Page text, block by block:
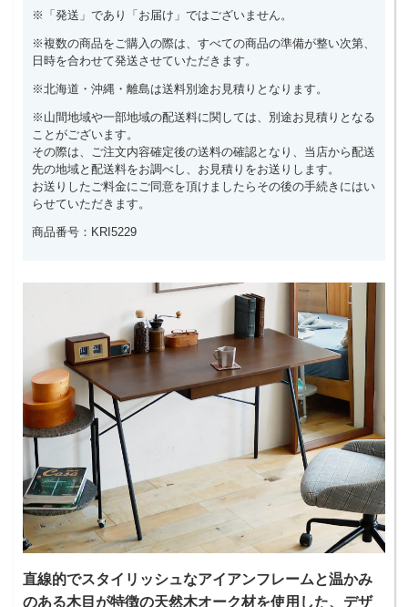
※「発送」であり「お届け」ではございません。
※複数の商品をご購入の際は、すべての商品の準備が整い次第、
日時を合わせて発送させていただきます。
※北海道・沖縄・離島は送料別途お見積りとなります。
※山間地域や一部地域の配送料に関しては、別途お見積りとなる
ことがございます。
その際は、ご注文内容確定後の送料の確認となり、当店から配送
先の地域と配送料をお調べし、お見積りをお送りします。
お送りしたご料金にご同意を頂けましたらその後の手続きにはい
らせていただきます。
商品番号：KRI5229
直線的でスタイリッシュなアイアンフレームと温かみ
のある木目が特徴の天然木オーク材を使用した、デザ